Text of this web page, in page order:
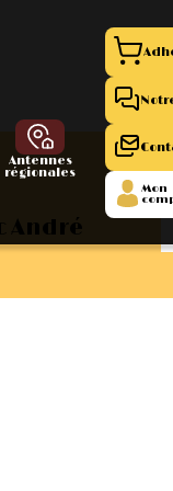
Antennes
régionales
Mon
André